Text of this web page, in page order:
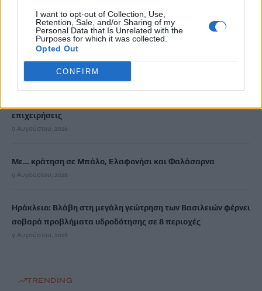
I want to opt-out of Collection, Use,
Retention, Sale, and/or Sharing of my
Personal Data that Is Unrelated with the
Purposes for which it was collected.
Opted Out
CONFIRM
Σκιάθος: Ανήλικος κατήγγειλε 17χρονο για βιασμό – Τον
απειλούσε με διαρροή βίντεο στο διαδίκτυο
9 Αυγούστου, 2026
επιχειρήσεις
9 Αυγούστου, 2026
Με… κράτηση σε Μπάλο, Ελαφονήσι και Φαλάσαρνα
9 Αυγούστου, 2026
Ηράκλειο: Βλάβη στη μεγάλη γεώτρηση των Βασιλειών φέρνει
σοβαρά προβλήματα υδροδότησης σε 8 περιοχές
9 Αυγούστου, 2026
TRENDING